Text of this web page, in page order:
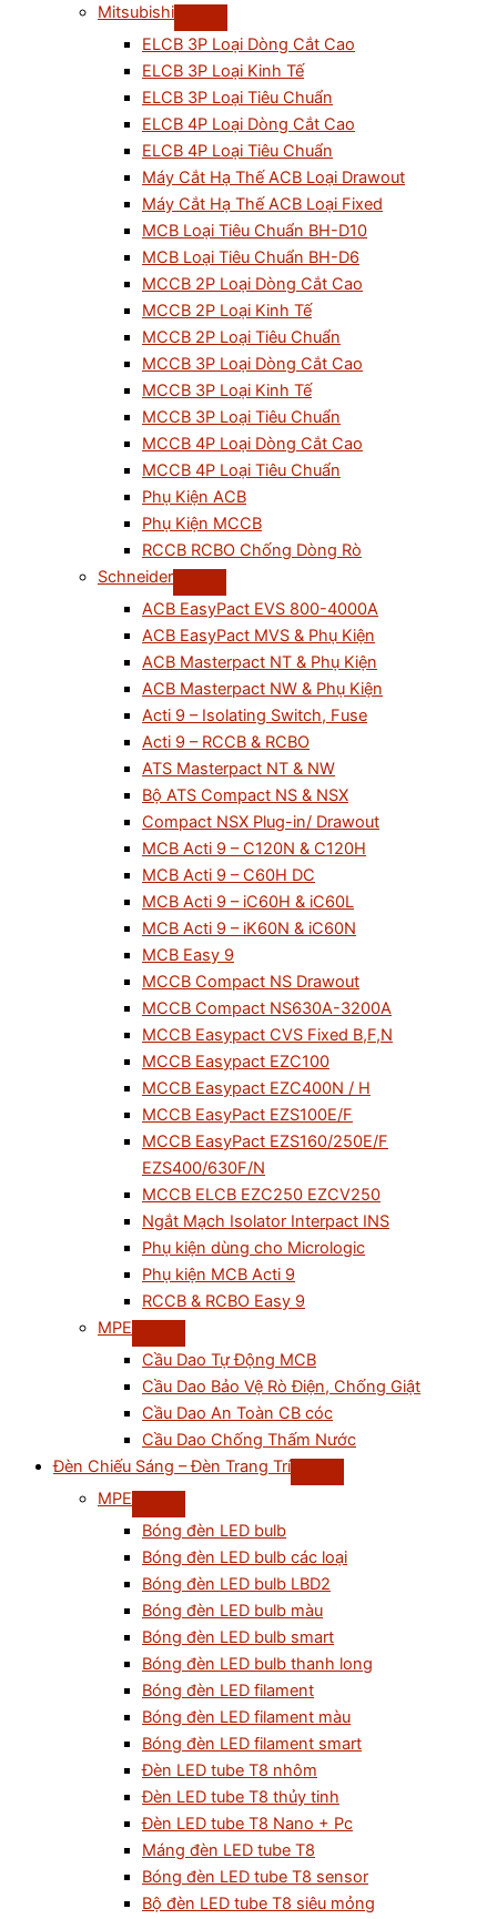
Mitsubishi
ELCB 3P Loại Dòng Cắt Cao
ELCB 3P Loại Kinh Tế
ELCB 3P Loại Tiêu Chuẩn
ELCB 4P Loại Dòng Cắt Cao
ELCB 4P Loại Tiêu Chuẩn
Máy Cắt Hạ Thế ACB Loại Drawout
Máy Cắt Hạ Thế ACB Loại Fixed
MCB Loại Tiêu Chuẩn BH-D10
MCB Loại Tiêu Chuẩn BH-D6
MCCB 2P Loại Dòng Cắt Cao
MCCB 2P Loại Kinh Tế
MCCB 2P Loại Tiêu Chuẩn
MCCB 3P Loại Dòng Cắt Cao
MCCB 3P Loại Kinh Tế
MCCB 3P Loại Tiêu Chuẩn
MCCB 4P Loại Dòng Cắt Cao
MCCB 4P Loại Tiêu Chuẩn
Phụ Kiện ACB
Phụ Kiện MCCB
RCCB RCBO Chống Dòng Rò
Schneider
ACB EasyPact EVS 800-4000A
ACB EasyPact MVS & Phụ Kiện
ACB Masterpact NT & Phụ Kiện
ACB Masterpact NW & Phụ Kiện
Acti 9 – Isolating Switch, Fuse
Acti 9 – RCCB & RCBO
ATS Masterpact NT & NW
Bộ ATS Compact NS & NSX
Compact NSX Plug-in/ Drawout
MCB Acti 9 – C120N & C120H
MCB Acti 9 – C60H DC
MCB Acti 9 – iC60H & iC60L
MCB Acti 9 – iK60N & iC60N
MCB Easy 9
MCCB Compact NS Drawout
MCCB Compact NS630A-3200A
MCCB Easypact CVS Fixed B,F,N
MCCB Easypact EZC100
MCCB Easypact EZC400N / H
MCCB EasyPact EZS100E/F
MCCB EasyPact EZS160/250E/F
EZS400/630F/N
MCCB ELCB EZC250 EZCV250
Ngắt Mạch Isolator Interpact INS
Phụ kiện dùng cho Micrologic
Phụ kiện MCB Acti 9
RCCB & RCBO Easy 9
MPE
Cầu Dao Tự Động MCB
Cầu Dao Bảo Vệ Rò Điện, Chống Giật
Cầu Dao An Toàn CB cóc
Cầu Dao Chống Thấm Nước
Đèn Chiếu Sáng – Đèn Trang Trí
MPE
Bóng đèn LED bulb
Bóng đèn LED bulb các loại
Bóng đèn LED bulb LBD2
Bóng đèn LED bulb màu
Bóng đèn LED bulb smart
Bóng đèn LED bulb thanh long
Bóng đèn LED filament
Bóng đèn LED filament màu
Bóng đèn LED filament smart
Đèn LED tube T8 nhôm
Đèn LED tube T8 thủy tinh
Đèn LED tube T8 Nano + Pc
Máng đèn LED tube T8
Bóng đèn LED tube T8 sensor
Bộ đèn LED tube T8 siêu mỏng